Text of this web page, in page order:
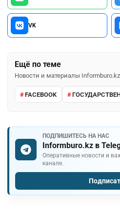
VK
Ещё по теме
Новости и материалы
FACEBOOK
ПОДПИШИТЕСЬ НА НАС
Informburo.kz в
Оперативные новости и
канале.